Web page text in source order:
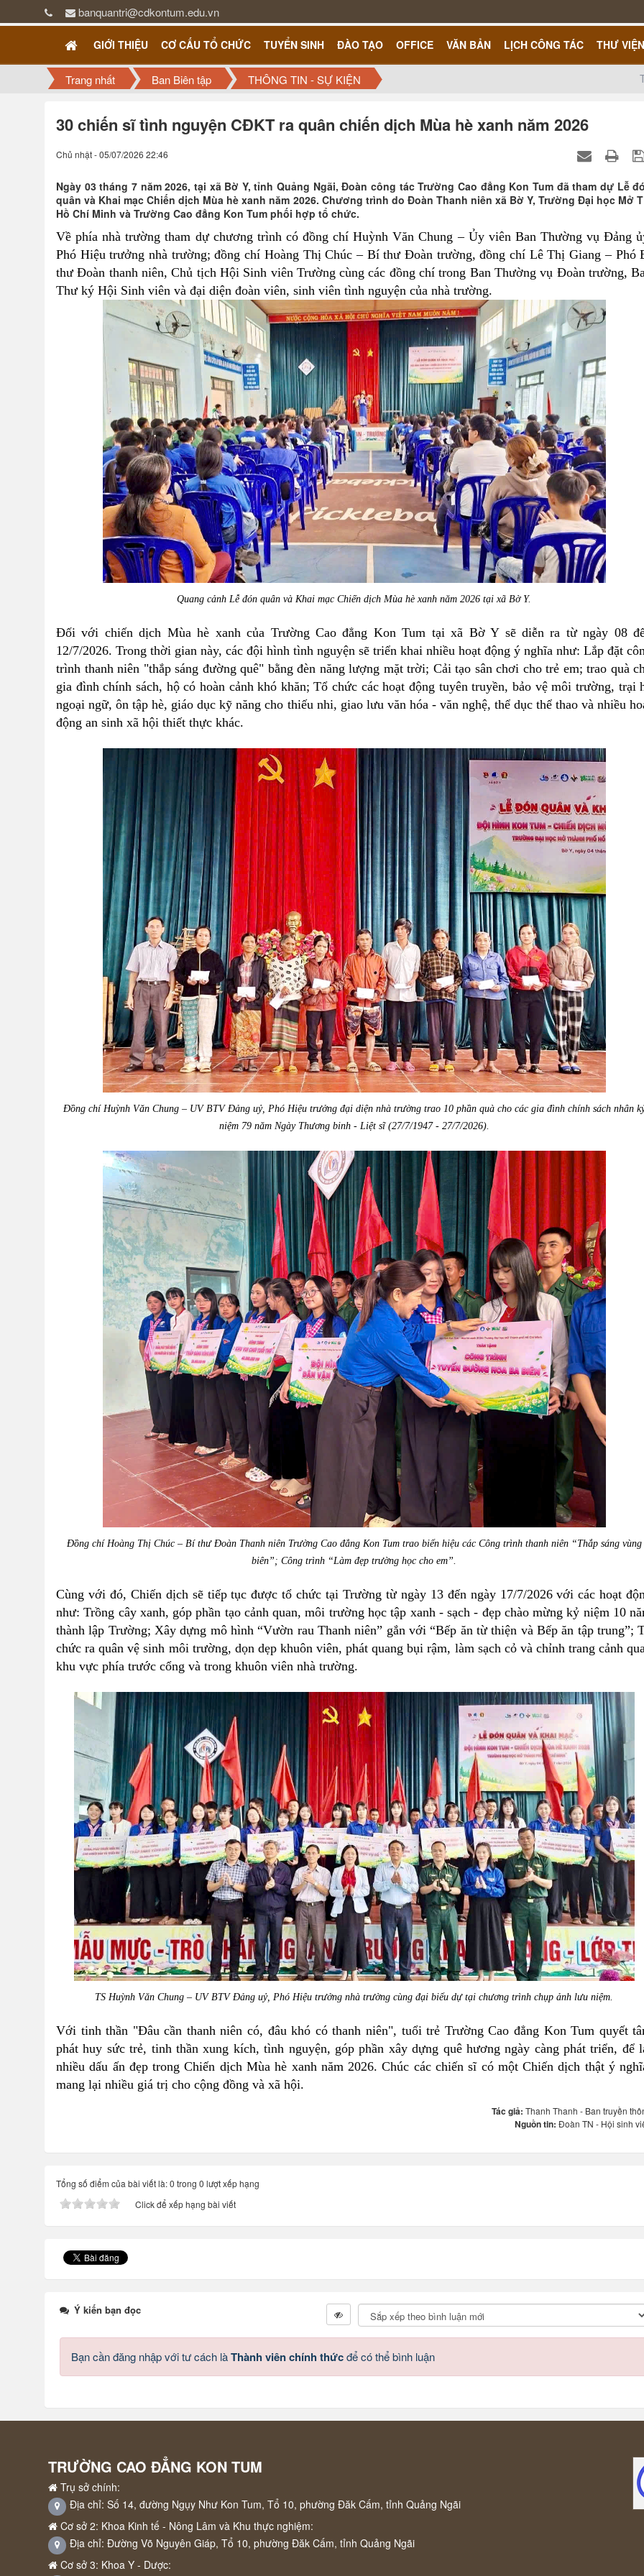
banquantri@cdkontum.edu.vn
GIỚI THIỆU CƠ CẤU TỔ CHỨC TUYỂN SINH ĐÀO TẠO OFFICE VĂN BẢN LỊCH CÔNG TÁC THƯ VIỆN
Trang nhất Ban Biên tập THÔNG TIN - SỰ KIỆN
30 chiến sĩ tình nguyện CĐKT ra quân chiến dịch Mùa hè xanh năm 2026
Chủ nhật - 05/07/2026 22:46
Ngày 03 tháng 7 năm 2026, tại xã Bờ Y, tỉnh Quảng Ngãi, Đoàn công tác Trường Cao đẳng Kon Tum đã tham dự Lễ
quân và Khai mạc Chiến dịch Mùa hè xanh năm 2026. Chương trình do Đoàn Thanh niên xã Bờ Y, Trường Đại học Mở
Hồ Chí Minh và Trường Cao đẳng Kon Tum phối hợp tổ chức.
Về phía nhà trường tham dự chương trình có đồng chí Huỳnh Văn Chung – Ủy viên Ban Thường vụ Đảng
Phó Hiệu trưởng nhà trường; đồng chí Hoàng Thị Chúc – Bí thư Đoàn trường, đồng chí Lê Thị Giang – Phó
thư Đoàn thanh niên, Chủ tịch Hội Sinh viên Trường cùng các đồng chí trong Ban Thường vụ Đoàn trường,
Thư ký Hội Sinh viên và đại diện đoàn viên, sinh viên tình nguyện của nhà trường.
Quang cảnh Lễ đón quân và Khai mạc Chiến dịch Mùa hè xanh năm 2026 tại xã Bờ Y.
Đối với chiến dịch Mùa hè xanh của Trường Cao đẳng Kon Tum tại xã Bờ Y sẽ diễn ra từ ngày 08
12/7/2026. Trong thời gian này, các đội hình tình nguyện sẽ triển khai nhiều hoạt động ý nghĩa như: Lắp đặt
trình thanh niên "thắp sáng đường quê" bằng đèn năng lượng mặt trời; Cải tạo sân chơi cho trẻ em; trao quà
gia đình chính sách, hộ có hoàn cảnh khó khăn; Tổ chức các hoạt động tuyên truyền, bảo vệ môi trường, trại
ngoại ngữ, ôn tập hè, giáo dục kỹ năng cho thiếu nhi, giao lưu văn hóa - văn nghệ, thể dục thể thao và nhiều
động an sinh xã hội thiết thực khác.
Đồng chí Huỳnh Văn Chung – UV BTV Đảng uỷ, Phó Hiệu trưởng đại diện nhà trường trao 10 phần quà cho các gia đình chính sách nhân
niệm 79 năm Ngày Thương binh - Liệt sĩ (27/7/1947 - 27/7/2026).
Đồng chí Hoàng Thị Chúc – Bí thư Đoàn Thanh niên Trường Cao đẳng Kon Tum traobiển hiệu các Công trình thanh niên “Thắp sáng vùng
biên”;Công trình “Làm đẹp trường học cho em”.
Cùng với đó, Chiến dịch sẽ tiếp tục được tổ chức tại Trường từ ngày 13 đến ngày 17/7/2026 với các hoạt
như: Trồng cây xanh, góp phần tạo cảnh quan, môi trường học tập xanh - sạch - đẹp chào mừng kỷ niệm 10
thành lập Trường; Xây dựng mô hình “Vườn rau Thanh niên” gắn với “Bếp ăn từ thiện và Bếp ăn tập trung”;
chức ra quân vệ sinh môi trường, dọn dẹp khuôn viên, phát quang bụi rậm, làm sạch cỏ và chỉnh trang cảnh
khu vực phía trước cổng và trong khuôn viên nhà trường.
TS Huỳnh Văn Chung – UV BTV Đảng uỷ, Phó Hiệu trưởng nhà trường cùng đại biểu dự tại chương trình chụp ảnh lưu niệm.
Với tinh thần "Đâu cần thanh niên có, đâu khó có thanh niên", tuổi trẻ Trường Cao đẳng Kon Tum quyết
phát huy sức trẻ, tinh thần xung kích, tình nguyện, góp phần xây dựng quê hương ngày càng phát triển, để
nhiều dấu ấn đẹp trong Chiến dịch Mùa hè xanh năm 2026. Chúc các chiến sĩ có một Chiến dịch thật ý
mang lại nhiều giá trị cho cộng đồng và xã hội.
Tác giả:Thanh Thanh - Ban truyền
Nguồn tin:Đoàn TN - Hội sinh
Tổng số điểm của bài viết là: 0 trong 0 lượt xếp hạng
Click để xếp hạng bài viết
Ý kiến bạn đọc
Bạn cần đăng nhập với tư cách làThành viên chính thứcđể có thể bình luận
TRƯỜNG CAO ĐẲNG KON TUM
Trụ sở chính:
Địa chỉ: Số 14, đường Ngụy Như Kon Tum, Tổ 10, phường Đăk Cấm, tỉnh Quảng Ngãi
Cơ sở 2: Khoa Kinh tế - Nông Lâm và Khu thực nghiệm:
Địa chỉ: Đường Võ Nguyên Giáp, Tổ 10, phường Đăk Cấm, tỉnh Quảng Ngãi
Cơ sở 3: Khoa Y - Dược: